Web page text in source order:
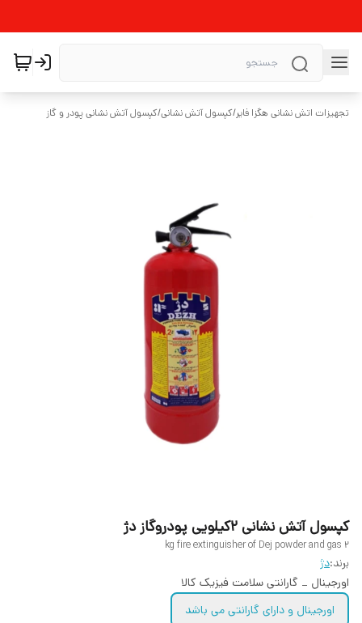
تجهیزات اتش نشانی هگزا فایر/کپسول آتش نشانی/کپسول آتش نشانی پودر و گاز
کپسول آتش نشانی ۲کیلویی پودروگاز دژ
2 kg fire extinguisher of Dej powder and gas
برند:دژ
اورجینال _ گارانتی سلامت فیزیک کالا
اورجینال و دارای گارانتی می باشد